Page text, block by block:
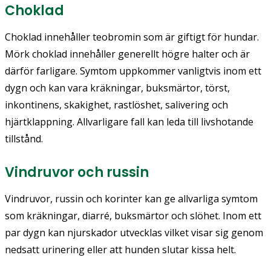
Choklad
Choklad innehåller teobromin som är giftigt för hundar.
Mörk choklad innehåller generellt högre halter och är
därför farligare. Symtom uppkommer vanligtvis inom ett
dygn och kan vara kräkningar, buksmärtor, törst,
inkontinens, skakighet, rastlöshet, salivering och
hjärtklappning. Allvarligare fall kan leda till livshotande
tillstånd.
Vindruvor och russin
Vindruvor, russin och korinter kan ge allvarliga symtom
som kräkningar, diarré, buksmärtor och slöhet. Inom ett
par dygn kan njurskador utvecklas vilket visar sig genom
nedsatt urinering eller att hunden slutar kissa helt.